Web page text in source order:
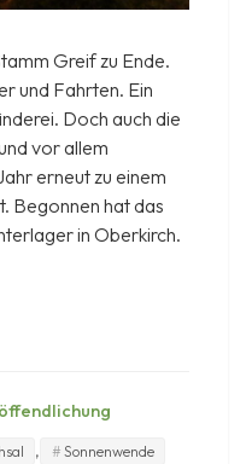
Greif zu Ende.
und Fahrten. Ein
Doch auch die
vor allem
erneut zu einem
Begonnen hat das
in Oberkirch.
, Sonnenwende